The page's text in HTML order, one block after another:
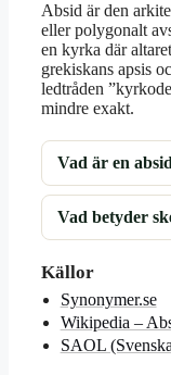
Absid är den
eller polygonalt
en kyrka där
grekiskans apsis
ledtråden
mindre exakt.
Vad är en
Vad betyder
Källor
Synonymer.se
Wikipedia –
SAOL